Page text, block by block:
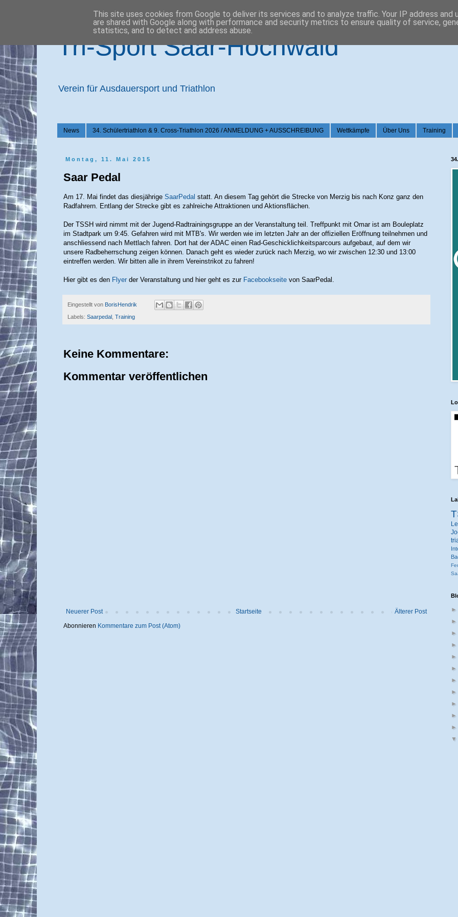
Tri-Sport Saar-Hochwald
Verein für Ausdauersport und Triathlon
News 34. Schülertriathlon & 9. Cross-Triathlon 2026 / ANMELDUNG + AUSSCHREIBUNG Wettkämpfe Über Uns Training
Montag, 11. Mai 2015
Saar Pedal
Am 17. Mai findet das diesjährige SaarPedal statt. An diesem Tag gehört die Strecke von Merzig bis nach Konz ganz den
Radfahrern. Entlang der Strecke gibt es zahlreiche Attraktionen und Aktionsflächen.
Der TSSH wird nimmt mit der Jugend-Radtrainingsgruppe an der Veranstaltung teil. Treffpunkt mit Omar ist am Bouleplatz
im Stadtpark um 9:45. Gefahren wird mit MTB's. Wir werden wie im letzten Jahr an der offiziellen Eröffnung teilnehmen und
anschliessend nach Mettlach fahren. Dort hat der ADAC einen Rad-Geschicklichkeitsparcours aufgebaut, auf dem wir
unsere Radbeherrschung zeigen können. Danach geht es wieder zurück nach Merzig, wo wir zwischen 12:30 und 13:00
eintreffen werden. Wir bitten alle in ihrem Vereinstrikot zu fahren!
Hier gibt es den Flyer der Veranstaltung und hier geht es zur Facebookseite von SaarPedal.
Eingestellt von BorisHendrik
Labels: Saarpedal , Training
Keine Kommentare:
Kommentar veröffentlichen
Neuerer Post Älterer Post
Startseite
Abonnieren Kommentare zum Post (Atom)
This site uses cookies from Google to deliver its services and to analyze traffic. Your IP address and
are shared with Google along with performance and security metrics to ensure quality of service,
statistics, and to detect and address abuse.